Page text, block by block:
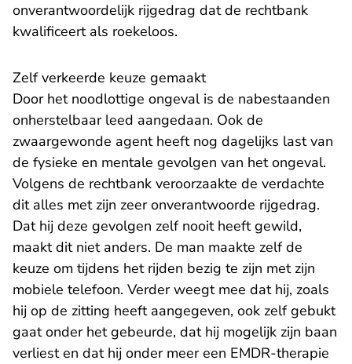
onverantwoordelijk rijgedrag dat de rechtbank
kwalificeert als roekeloos.
Zelf verkeerde keuze gemaakt
Door het noodlottige ongeval is de nabestaanden
onherstelbaar leed aangedaan. Ook de
zwaargewonde agent heeft nog dagelijks last van
de fysieke en mentale gevolgen van het ongeval.
Volgens de rechtbank veroorzaakte de verdachte
dit alles met zijn zeer onverantwoorde rijgedrag.
Dat hij deze gevolgen zelf nooit heeft gewild,
maakt dit niet anders. De man maakte zelf de
keuze om tijdens het rijden bezig te zijn met zijn
mobiele telefoon. Verder weegt mee dat hij, zoals
hij op de zitting heeft aangegeven, ook zelf gebukt
gaat onder het gebeurde, dat hij mogelijk zijn baan
verliest en dat hij onder meer een EMDR-therapie